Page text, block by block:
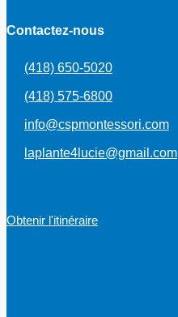
Contactez-nous
(418) 650-5020
(418) 575-6800
info@cspmontessori.com
laplante4lucie@gmail.com
Obtenir l'itinéraire